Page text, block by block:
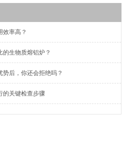
效率高？
生物质熔铝炉？
后，你还会拒绝吗？
的关键检查步骤